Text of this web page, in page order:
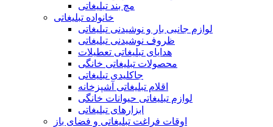
مچ بند تبلیغاتی
خانواده تبلیغاتی
لوازم جانبی بار و نوشیدنی تبلیغاتی
ظروف نوشیدنی تبلیغاتی
هدایای تبلیغاتی تعطیلات
محصولات تبلیغاتی خانگی
جاکلیدی تبلیغاتی
اقلام تبلیغاتی آشپزخانه
لوازم تبلیغاتی حیوانات خانگی
ابزارهای تبلیغاتی
اوقات فراغت تبلیغاتی و فضای باز